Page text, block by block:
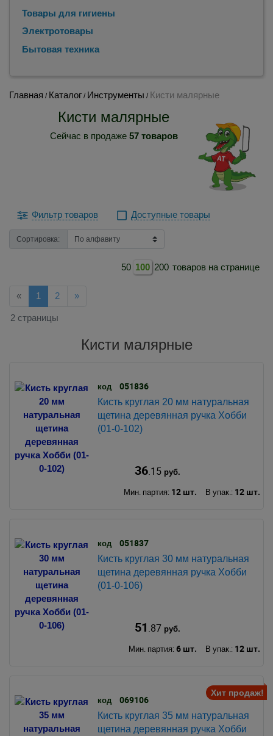
Товары для гигиены
Электротовары
Бытовая техника
Главная / Каталог / Инструменты / Кисти малярные
Кисти малярные
Сейчас в продаже 57 товаров
Фильтр товаров Доступные товары
Сортировка:
50 100 200 товаров на странице
«Назад
1 2 »Далее
2 страницы
Кисти малярные
код 051836
Кисть круглая 20 мм натуральная
щетина деревянная ручка Хобби
(01-0-102)
36.15руб.
Мин. партия: 12 шт. В упак.: 12 шт.
код 051837
Кисть круглая 30 мм натуральная
щетина деревянная ручка Хобби
(01-0-106)
51.87 руб.
Мин. партия: 6 шт. В упак.: 12 шт.
Хит продаж!
код 069106
Кисть круглая 35 мм натуральная
щетина деревянная ручка Хобби